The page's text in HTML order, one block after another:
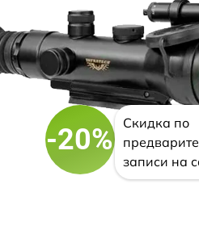
-20%
Скидка по
записи на